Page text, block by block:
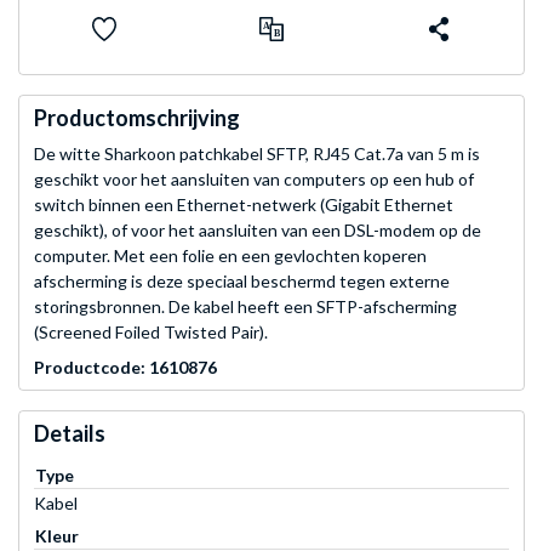
Productomschrijving
De witte Sharkoon patchkabel SFTP, RJ45 Cat.7a van 5 m is
geschikt voor het aansluiten van computers op een hub of
switch binnen een Ethernet-netwerk (Gigabit Ethernet
geschikt), of voor het aansluiten van een DSL-modem op de
computer. Met een folie en een gevlochten koperen
afscherming is deze speciaal beschermd tegen externe
storingsbronnen. De kabel heeft een SFTP-afscherming
(Screened Foiled Twisted Pair).
Productcode: 1610876
Details
Type
Kabel
Kleur